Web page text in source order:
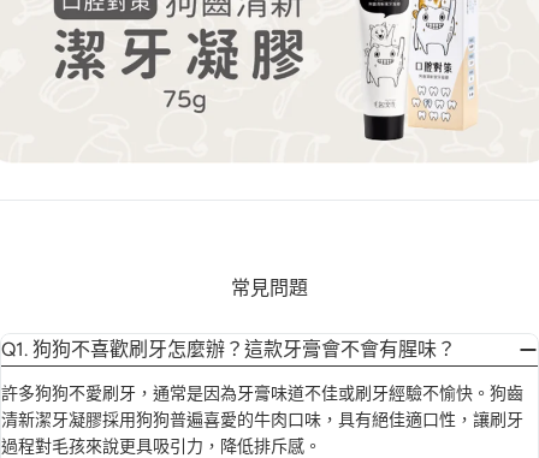
常見問題
Q1. 狗狗不喜歡刷牙怎麼辦？這款牙膏會不會有腥味？
許多狗狗不愛刷牙，通常是因為牙膏味道不佳或刷牙經驗不愉快。狗齒
清新潔牙凝膠採用狗狗普遍喜愛的牛肉口味，具有絕佳適口性，讓刷牙
過程對毛孩來說更具吸引力，降低排斥感。